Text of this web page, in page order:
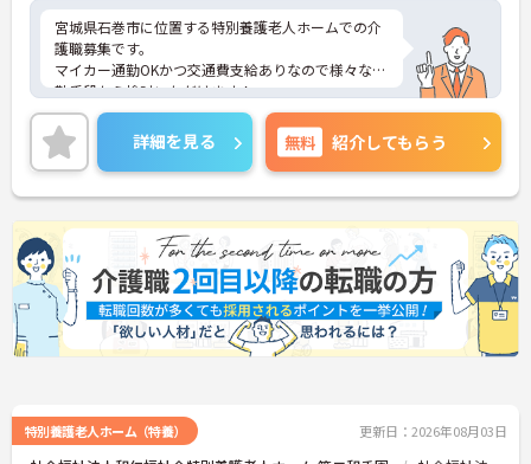
宮城県石巻市に位置する特別養護老人ホームでの介
護職募集です。
マイカー通勤OKかつ交通費支給ありなので様々な通
勤手段から検討いただけます！
ご興味のある方はご面接のポイントお伝えしますの
でご気軽にお問合せください。
詳細を見る 無料 紹介してもらう
特別養護老人ホーム（特養） 更新日：2026年08月03日